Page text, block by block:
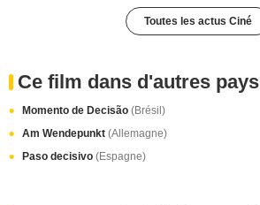
Toutes les actus Ciné
Ce film dans d'autres pays
Momento de Decisão (Brésil)
Am Wendepunkt (Allemagne)
Paso decisivo (Espagne)